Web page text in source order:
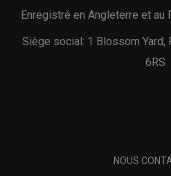
Enregistré en Angleterre et au
Siège social: 1 Blossom Yard,
6RS
NOUS